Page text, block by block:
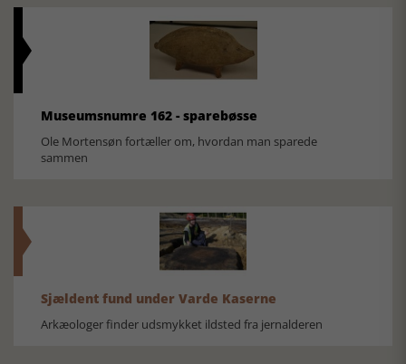
Museumsnumre 162 - sparebøsse
Ole Mortensøn fortæller om, hvordan man sparede
sammen
Sjældent fund under Varde Kaserne
Arkæologer finder udsmykket ildsted fra jernalderen